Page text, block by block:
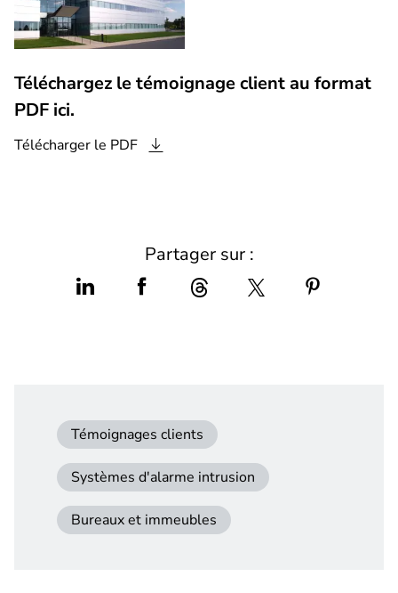
Téléchargez le témoignage client au format
PDF ici.
Télécharger le PDF
Partager sur :
Témoignages clients
Systèmes d'alarme intrusion
Bureaux et immeubles